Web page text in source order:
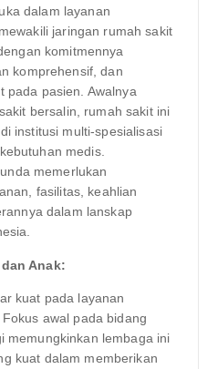
dalam layanan
jaringan rumah sakit
komitmennya
komprehensif, dan
pada pasien. Awalnya
bersalin, rumah sakit ini
institusi multi-spesialisasi
medis.
memerlukan
fasilitas, keahlian
dalam lanskap
Anak:
kuat pada layanan
awal pada bidang
memungkinkan lembaga ini
kuat dalam memberikan